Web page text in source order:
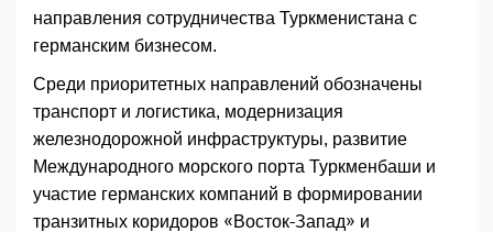
направления сотрудничества Туркменистана с
германским бизнесом.
Среди приоритетных направлений обозначены
транспорт и логистика, модернизация
железнодорожной инфраструктуры, развитие
Международного морского порта Туркменбаши и
участие германских компаний в формировании
транзитных коридоров «Восток-Запад» и